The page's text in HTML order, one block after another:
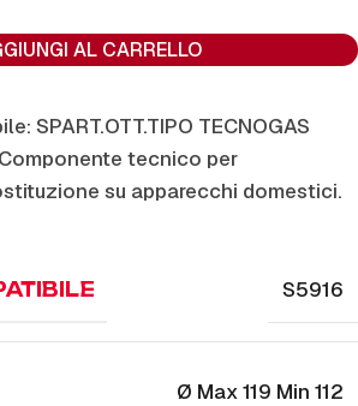
AL CARRELLO
SPART.OTT.TIPO TECNOGAS
Componente tecnico per
su apparecchi domestici.
S5916
Ø Max 119 Min 112